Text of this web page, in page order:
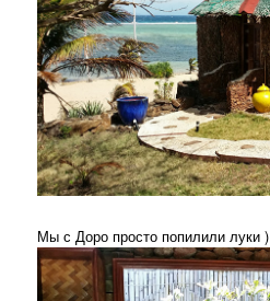
Мы с Доро просто попилили луки )